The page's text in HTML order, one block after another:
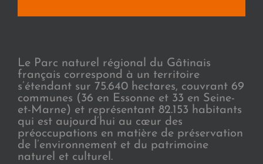
Le Parc naturel régional du Gâtinais
français correspond à un territoire
s’étendant sur 75.640 hectares, couvrant 69
communes (36 en Essonne et 33 en Seine-
et-Marne) et représentant 82.153 habitants
qui est aujourd’hui au cœur des
préoccupations en matière de préservation
de l’environnement et du patrimoine
naturel et culturel.